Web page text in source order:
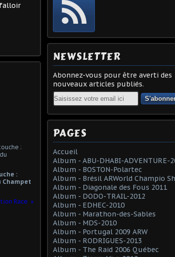
falloir
:
Champet
Race
NEWSLETTER
Abonnez-vous pour être averti des
nouveaux articles publiés.
Email
PAGES
Accueil
Album - ABU-DHABI-ADVENTURE-
Album - BOSTON-Polartec
Album - Brésil ARWorld Champio
Album - Diagonale des Fous 2011
Album - DODO-TRAIL-2012
Album - EDHEC-2010
Album - Marathon-des-Sables
Album - MDS-2010
Album - Portugal 2009 ARW
Album - RODRIGUES-2013
Album - The Raid 2006 Québec